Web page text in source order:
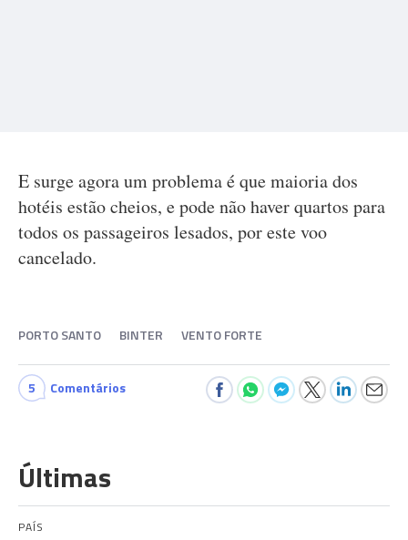
E surge agora um problema é que maioria dos
hotéis estão cheios, e pode não haver quartos para
todos os passageiros lesados, por este voo
cancelado.
PORTO SANTO BINTER VENTO FORTE
5 Comentários
Últimas
PAÍS